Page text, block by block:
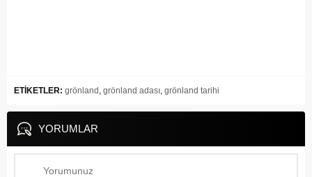
ETİKETLER: grönland grönland adası grönland tarihi
YORUMLAR